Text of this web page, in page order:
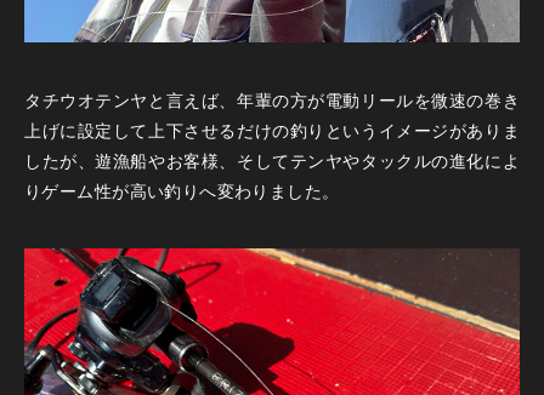
タチウオテンヤと言えば、年輩の方が電動リールを微速の巻き
上げに設定して上下させるだけの釣りというイメージがありま
したが、遊漁船やお客様、そしてテンヤやタックルの進化によ
りゲーム性が高い釣りへ変わりました。